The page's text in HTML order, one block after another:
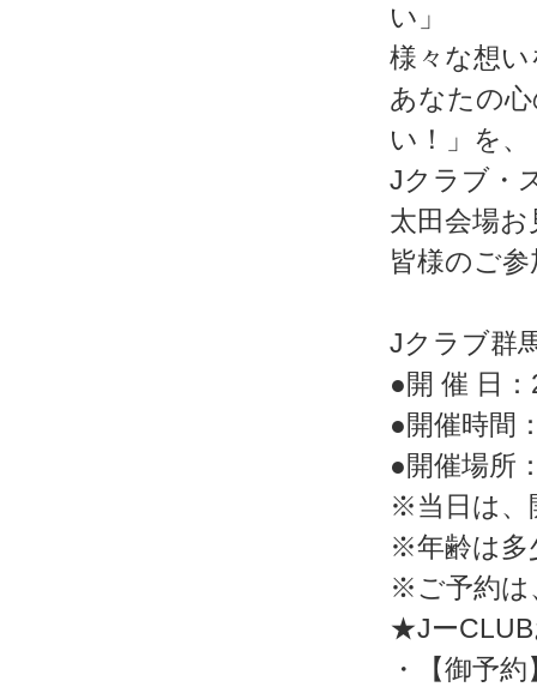
い」
様々な想
あなたの
い！」を、
Jクラブ・
太田会場
皆様のご
Jクラブ群
●開 催 日
●開催時間
●開催場所
※当日は、
※年齢は多
※ご予約は
★Jー
・【御予